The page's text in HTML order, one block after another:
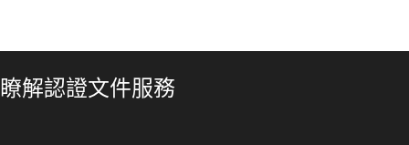
瞭解認證文件服務